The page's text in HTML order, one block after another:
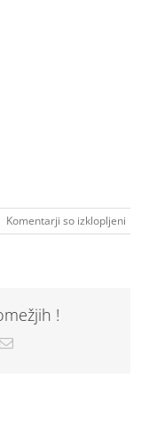
Komentarji so izklopljeni
!
Email